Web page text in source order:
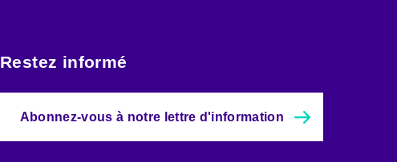
Restez informé
Abonnez-vous à notre lettre d'information